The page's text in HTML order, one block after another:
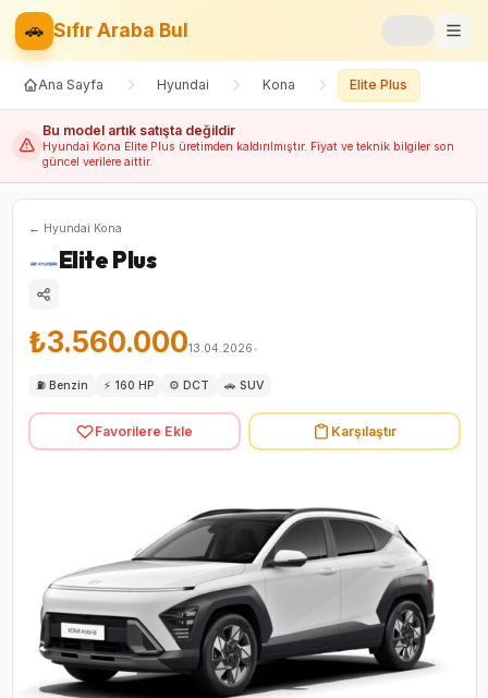
🚗 Sıfır Araba Bul
Markalar
Fiyat Listesi
📝Blog
Elektrikli
🚙
Favoriler
Ana Sayfa Hyundai Kona Elite Plus
Bu model artık satışta değildir
Hyundai Kona Elite Plus üretimden kaldırılmıştır. Fiyat ve teknik bilgiler son
güncel verilere aittir.
← Hyundai Kona
Elite Plus
₺3.560.00013.04.2026•
⛽ Benzin ⚡ 160 HP ⚙️ DCT 🚗 SUV
Favorilere Ekle Karşılaştır